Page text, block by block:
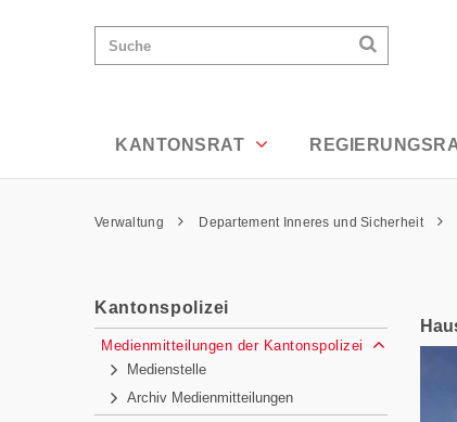
Suchen
KANTONSRAT
Inhalt
Pfadnavigation
Verwaltung Departement Inneres und Sicherheit
Kantonspolizei
Subnavigation
Medienmitteilungen der Kantonspolizei
Medienstelle
Archiv Medienmitteilungen